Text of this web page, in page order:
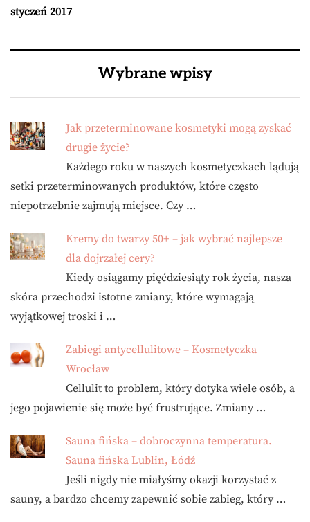
styczeń 2017
Wybrane wpisy
Jak przeterminowane kosmetyki mogą zyskać
drugie życie?
Każdego roku w naszych kosmetyczkach lądują
setki przeterminowanych produktów, które często
niepotrzebnie zajmują miejsce. Czy …
Kremy do twarzy 50+ – jak wybrać najlepsze
dla dojrzałej cery?
Kiedy osiągamy pięćdziesiąty rok życia, nasza
skóra przechodzi istotne zmiany, które wymagają
wyjątkowej troski i …
Zabiegi antycellulitowe – Kosmetyczka
Wrocław
Cellulit to problem, który dotyka wiele osób, a
jego pojawienie się może być frustrujące. Zmiany …
Sauna fińska – dobroczynna temperatura.
Sauna fińska Lublin, Łódź
Jeśli nigdy nie miałyśmy okazji korzystać z
sauny, a bardzo chcemy zapewnić sobie zabieg, który …